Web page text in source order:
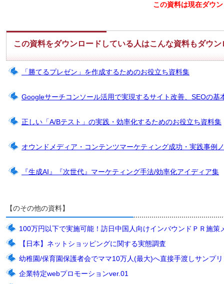
この資料は現在ダウ
この資料をダウンロードしている人はこんな資料もダウ
「勝てるプレゼン」を作成するためのお役立ち資料集
Googleサーチコンソール活用で実現するサイト改善、SEOの
正しい「A/Bテスト」の実践・効率化するためのお役立ち資料集
オウンドメディア・コンテンツマーケティング成功・実践事例
『生成AI』『次世代』マーケティング手法/効率化アイディア集
【のその他の資料】
100万円以下で実施可能！訪日中国人向けインバウンドＰＲ施策
【日本】ネットショッピングに関する実態調査
幼稚園/保育園保護者会でママ10万人(最大)へ直接手渡しサンプ
企業特定webプロモーションver.01